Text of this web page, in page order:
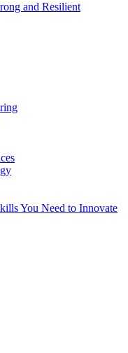
and Resilient
You Need to Innovate